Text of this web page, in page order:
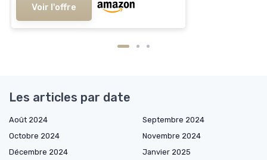
Voir l'offre
Les articles par date
Août 2024
Septembre 2024
Octobre 2024
Novembre 2024
Décembre 2024
Janvier 2025